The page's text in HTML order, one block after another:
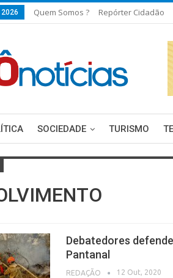
2026 Quem Somos ? Repórter Cidadão
SOCIEDADE TURISMO
Debatedores
Pantanal
REDAÇÃO 12 Out, 2020